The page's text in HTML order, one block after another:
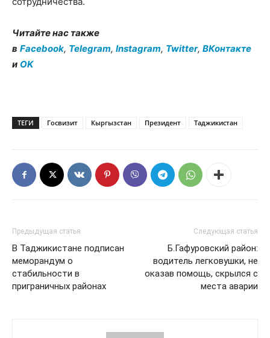
Читайте нас также
в Facebook, Telegram, Instagram, Twitter, ВКонтакте
и OK
ТЕГИ Госвизит Кыргызстан Президент Таджикистан
Предыдущая статья
В Таджикистане подписан
меморандум о
стабильности в
приграничных районах
Следующая статья
Б.Гафуровский район:
водитель легковушки, не
оказав помощь, скрылся с
места аварии